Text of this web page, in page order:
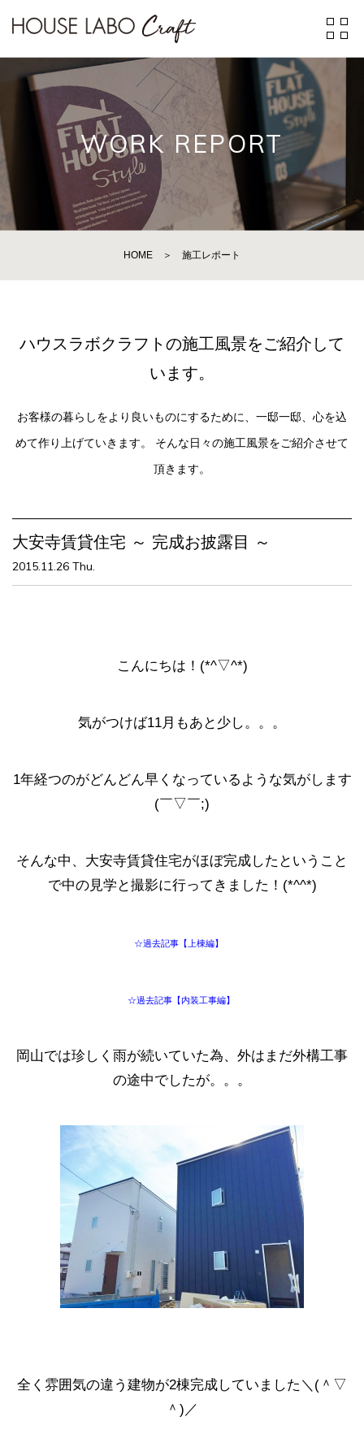
WORK REPORT
HOME ＞ 施工レポート
ハウスラボクラフトの施工風景をご紹介して
います。
お客様の暮らしをより良いものにするために、一邸一邸、心を込
めて作り上げていきます。
そんな日々の施工風景をご紹介させて
頂きます。
大安寺賃貸住宅 ～ 完成お披露目 ～
2015.11.26 Thu.
こんにちは！(*^▽^*)
気がつけば11月もあと少し。。。
1年経つのがどんどん早くなっているような気がします
(￣▽￣;)
そんな中、大安寺賃貸住宅がほぼ完成したということ
で中の見学と撮影に行ってきました！(*^^*)
☆過去記事【上棟編】
☆過去記事【内装工事編】
岡山では珍しく雨が続いていた為、外はまだ外構工事
の途中でしたが。。。
全く雰囲気の違う建物が2棟完成していました＼(＾▽
＾)／